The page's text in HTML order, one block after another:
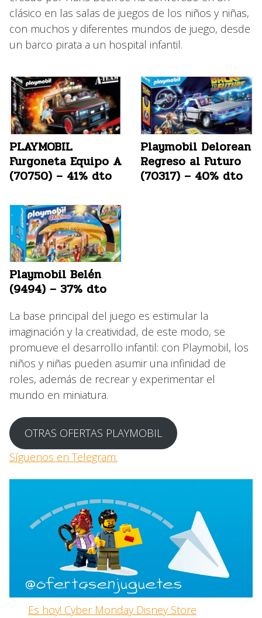
clásico en las salas de juegos de los niños y niñas,
con muchos y diferentes mundos de juego, desde
un barco pirata a un hospital infantil.
PLAYMOBIL
Furgoneta Equipo A
(70750) – 41% dto
Playmobil Delorean
Regreso al Futuro
(70317) – 40% dto
Playmobil Belén
(9494) – 37% dto
La base principal del juego es estimular la
imaginación y la creatividad, de este modo, se
promueve el desarrollo infantil: con Playmobil, los
niños y niñas pueden asumir una infinidad de
roles, además de recrear y experimentar el
mundo en miniatura.
OTRAS OFERTAS PLAYMOBIL
Síguenos en Telegram:
Es hoy! Cyber Monday Disney Store